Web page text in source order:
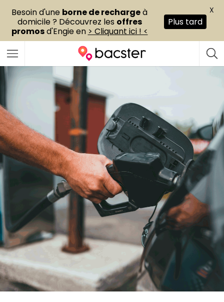
Besoin d'une borne de rechargeà
domicile ? Découvrez les offres
promosd'Engie en > Cliquant ici ! <
Plus tard
X